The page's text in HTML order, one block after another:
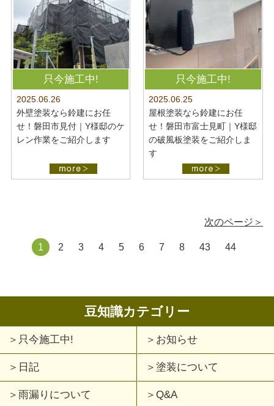
只今施工中!
2025.06.26
外壁塗装なら鈴建にお任
せ！磐田市見付｜Y様邸のケ
レン作業をご紹介します
只今施工中!
2025.06.25
屋根塗装なら鈴建にお任
せ！磐田市富士見町｜Y様邸
の破風板塗装をご紹介しま
す
1 2 3 4 5 6 7 8 43 44
次のページ＞
豆知識カテゴリー
只今施工中! お知らせ
日記 塗装について
雨漏りについて Q&A